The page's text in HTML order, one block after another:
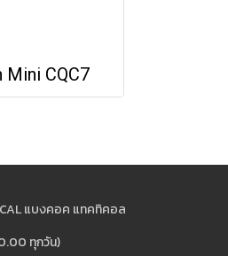
Mini CQC7
แบงคอค แทคทิคอล
ทุกวัน)